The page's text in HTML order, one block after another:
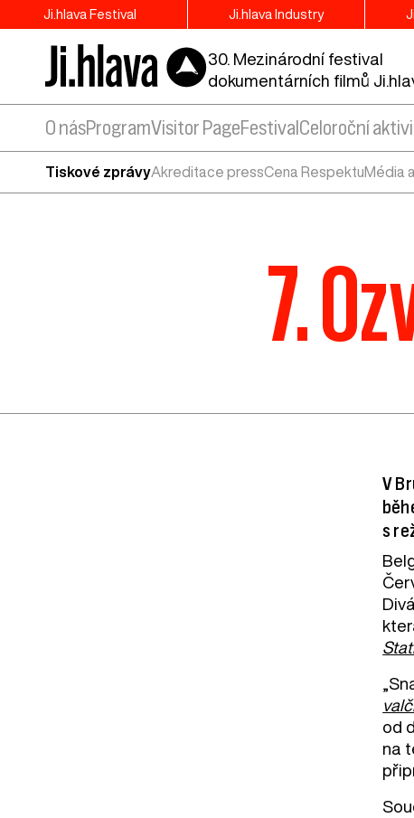
Ji.hlava Festival Ji.hlava Industry
30. Mezinárodní festival
dokumentárních filmů
O násProgramVisitor PageFestival Celoroční
Tiskové zprávyAkreditace pressCena RespektuMédia
7.
V
s
od
na